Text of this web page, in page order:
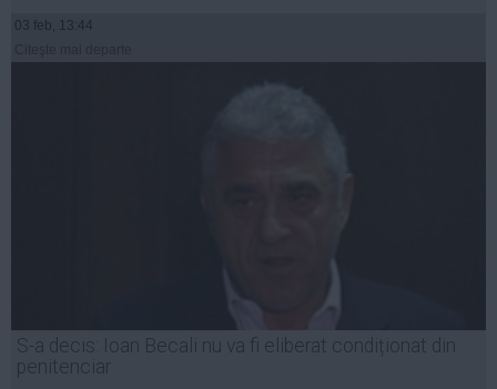
03 feb, 13:44
S-a decis: Ioan Becali nu va fi eliberat condiționat din
penitenciar